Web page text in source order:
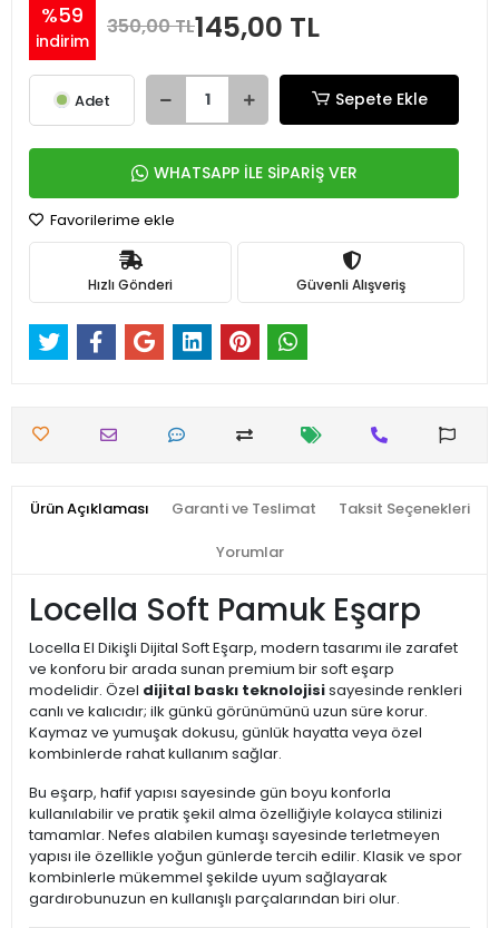
%59
indirim
350,00 TL145,00 TL
Adet Sepete Ekle
WHATSAPP İLE SİPARİŞ VER
Favorilerime ekle
Hızlı Gönderi Güvenli Alışveriş
Ürün Açıklaması Garanti ve Teslimat Taksit Seçenekleri
Yorumlar
Locella Soft Pamuk Eşarp
Locella El Dikişli Dijital Soft Eşarp, modern tasarımı ile zarafet
ve konforu bir arada sunan premium bir soft eşarp
modelidir. Özel dijital baskı teknolojisisayesinde renkleri
canlı ve kalıcıdır; ilk günkü görünümünü uzun süre korur.
Kaymaz ve yumuşak dokusu, günlük hayatta veya özel
kombinlerde rahat kullanım sağlar.
Bu eşarp, hafif yapısı sayesinde gün boyu konforla
kullanılabilir ve pratik şekil alma özelliğiyle kolayca stilinizi
tamamlar. Nefes alabilen kumaşı sayesinde terletmeyen
yapısı ile özellikle yoğun günlerde tercih edilir. Klasik ve spor
kombinlerle mükemmel şekilde uyum sağlayarak
gardırobunuzun en kullanışlı parçalarından biri olur.